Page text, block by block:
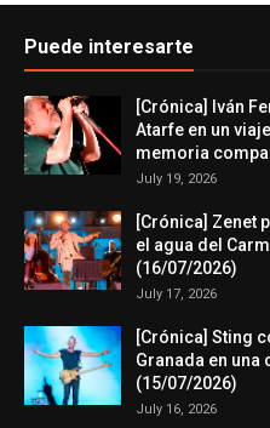
Puede interesarte
[Crónica] Iván
Atarfe en un
memoria
July 19, 2026
[Crónica] Zenet
el agua del
(16/07/2026)
July 17, 2026
[Crónica] Sting
Granada en una
(15/07/2026)
July 16, 2026